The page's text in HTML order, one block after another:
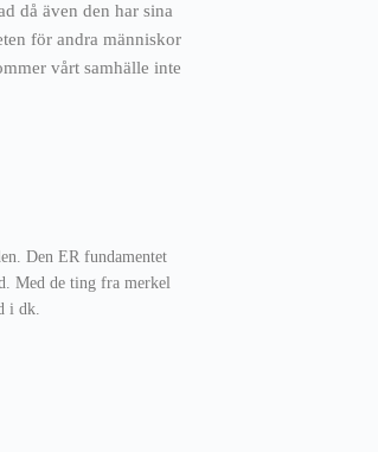
då även den har sina
för andra människor
vårt samhälle inte
Den ER fundamentet
Med de ting fra merkel
i dk.